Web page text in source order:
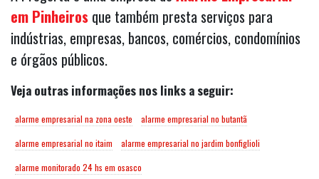
em Pinheiros que também presta serviços para
indústrias, empresas, bancos, comércios, condomínios
e órgãos públicos.
Veja outras informações nos links a seguir:
alarme empresarial na zona oeste
alarme empresarial no butantã
alarme empresarial no itaim
alarme empresarial no jardim bonfiglioli
alarme monitorado 24 hs em osasco